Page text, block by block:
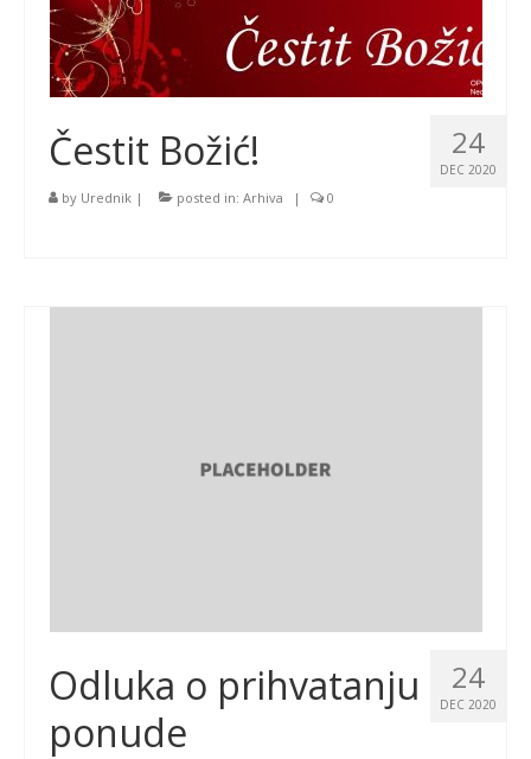
24
DEC 2020
Čestit Božić!
by Urednik | posted in: Arhiva | 0
24
DEC 2020
Odluka o prihvatanju
ponude